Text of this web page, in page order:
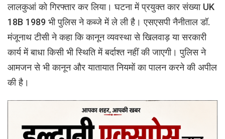
लालकुआं को गिरफ्तार कर लिया। घटना में प्रयुक्त कार संख्या UK
18B 1989 भी पुलिस ने कब्जे में ले ली है। एसएसपी नैनीताल डॉ.
मंजूनाथ टीसी ने कहा कि कानून व्यवस्था से खिलवाड़ या सरकारी
कार्य में बाधा किसी भी स्थिति में बर्दाश्त नहीं की जाएगी। पुलिस ने
आमजन से भी कानून और यातायात नियमों का पालन करने की अपील
की है।